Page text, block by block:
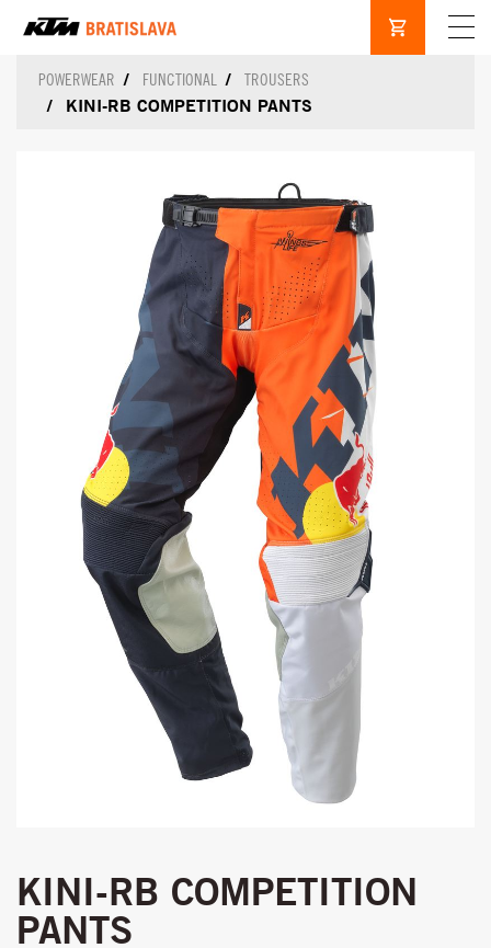
POWERWEAR FUNCTIONAL TROUSERS
KINI-RB COMPETITION PANTS
KINI-RB COMPETITION
PANTS